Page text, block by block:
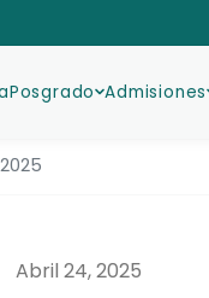
Posgrado Admisiones
Abril 24, 2025